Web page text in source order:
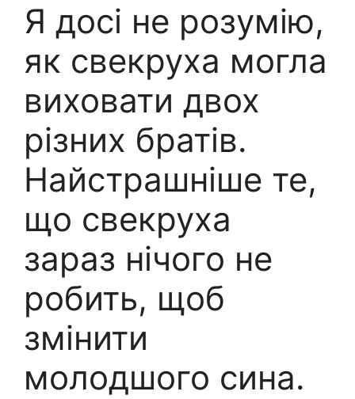
Я досі не розумію,
як свекруха могла
виховати двох
різних братів.
Найстрашніше те,
що свекруха
зараз нічого не
робить, щоб
змінити
молодшого сина.